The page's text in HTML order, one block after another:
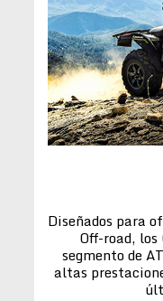
Diseñados para
Off-road,
segmento de
altas